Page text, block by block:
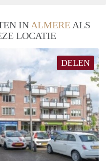
IN ALMERE ALS
LOCATIE
DELEN